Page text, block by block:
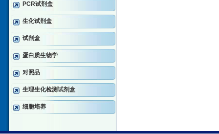
PCR试剂盒
生化试剂盒
试剂盒
蛋白质生物学
对照品
生理生化检测试剂盒
细胞培养